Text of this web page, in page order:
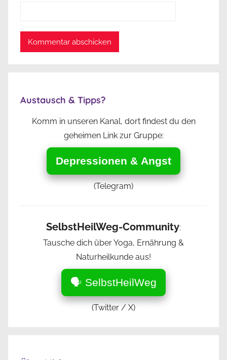
Austausch & Tipps?
Komm in unseren Kanal, dort findest du den
geheimen Link zur Gruppe:
Depressionen & Angst
(Telegram)
SelbstHeilWeg-Community:
Tausche dich über Yoga, Ernährung &
Naturheilkunde aus!
🗣️ SelbstHeilWeg
(Twitter / X)